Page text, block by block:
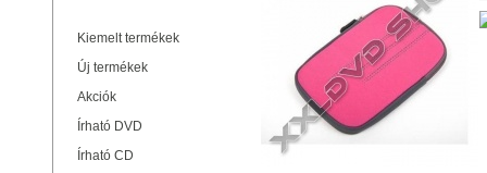
Kiemelt termékek
Új termékek
Akciók
Írható DVD
Írható CD